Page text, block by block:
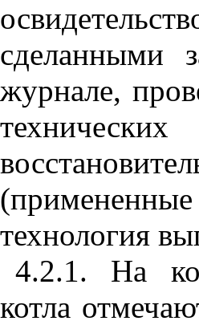
сделанными
журнале,
технология
4.2.1. На
котла